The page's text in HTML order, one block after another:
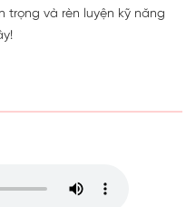
và rèn luyện kỹ năng